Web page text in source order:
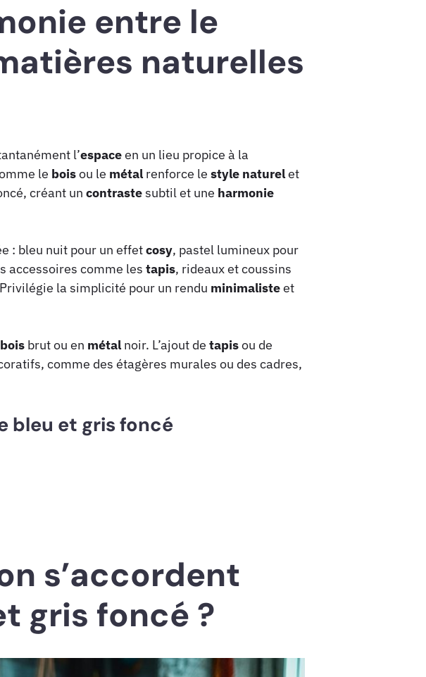
entre le
naturelles
l’espaceen un lieu propice à la
le boisou le métal renforce le style naturelet
créant un contrastesubtil et une harmonie
: bleu nuit pour un effetcosy, pastel lumineux pour
accessoires comme les tapis, rideaux et coussins
la simplicité pour un rendu minimalisteet
bois brut ou en métal noir. L’ajout de tapisou de
comme des étagères murales ou des cadres,
bleu et gris foncé
s’accordent
gris foncé ?